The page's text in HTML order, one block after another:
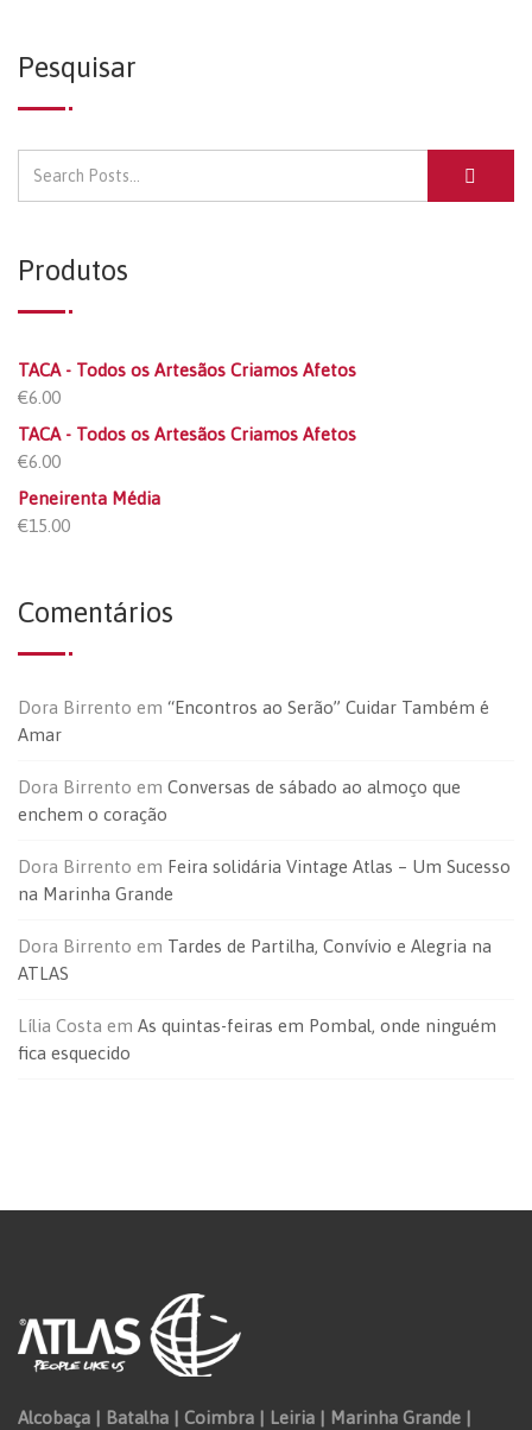
Pesquisar
Produtos
TACA - Todos os Artesãos Criamos Afetos
€6.00
TACA - Todos os Artesãos Criamos Afetos
€6.00
Peneirenta Média
€15.00
Comentários
Dora Birrento em “Encontros ao Serão” Cuidar Também é
Amar
Dora Birrento em Conversas de sábado ao almoço que
enchem o coração
Dora Birrento em Feira solidária Vintage Atlas – Um Sucesso
na Marinha Grande
Dora Birrento em Tardes de Partilha, Convívio e Alegria na
ATLAS
Lília Costa em As quintas-feiras em Pombal, onde ninguém
fica esquecido
Alcobaça | Batalha | Coimbra | Leiria | Marinha Grande |